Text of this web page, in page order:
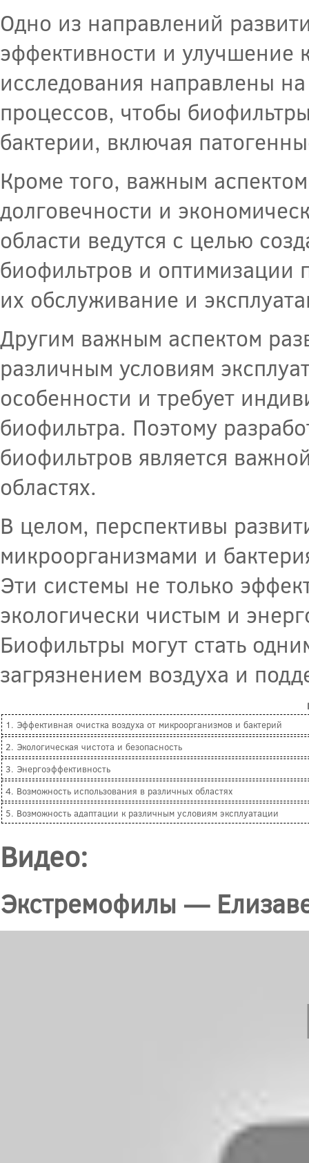
Одно из направлений
эффективности и улучшение
исследования направлены
процессов, чтобы
бактерии, включая
Кроме того, важным
долговечности и
области ведутся с целью
биофильтров и оптимизации
их обслуживание и
Другим важным аспектом
различным условиям
особенности и требует
биофильтра. Поэтому
биофильтров является
областях.
В целом, перспективы
микроорганизмами и
Эти системы не только
экологически чистым и
Биофильтры могут стать
загрязнением воздуха и
1. Эффективная очистка воздуха от микроорганизмов и бактерий
2. Экологическая чистота и безопасность
3. Энергоэффективность
4. Возможность использования в различных областях
5. Возможность адаптации к различным условиям эксплуатации
Видео:
Экстремофилы —